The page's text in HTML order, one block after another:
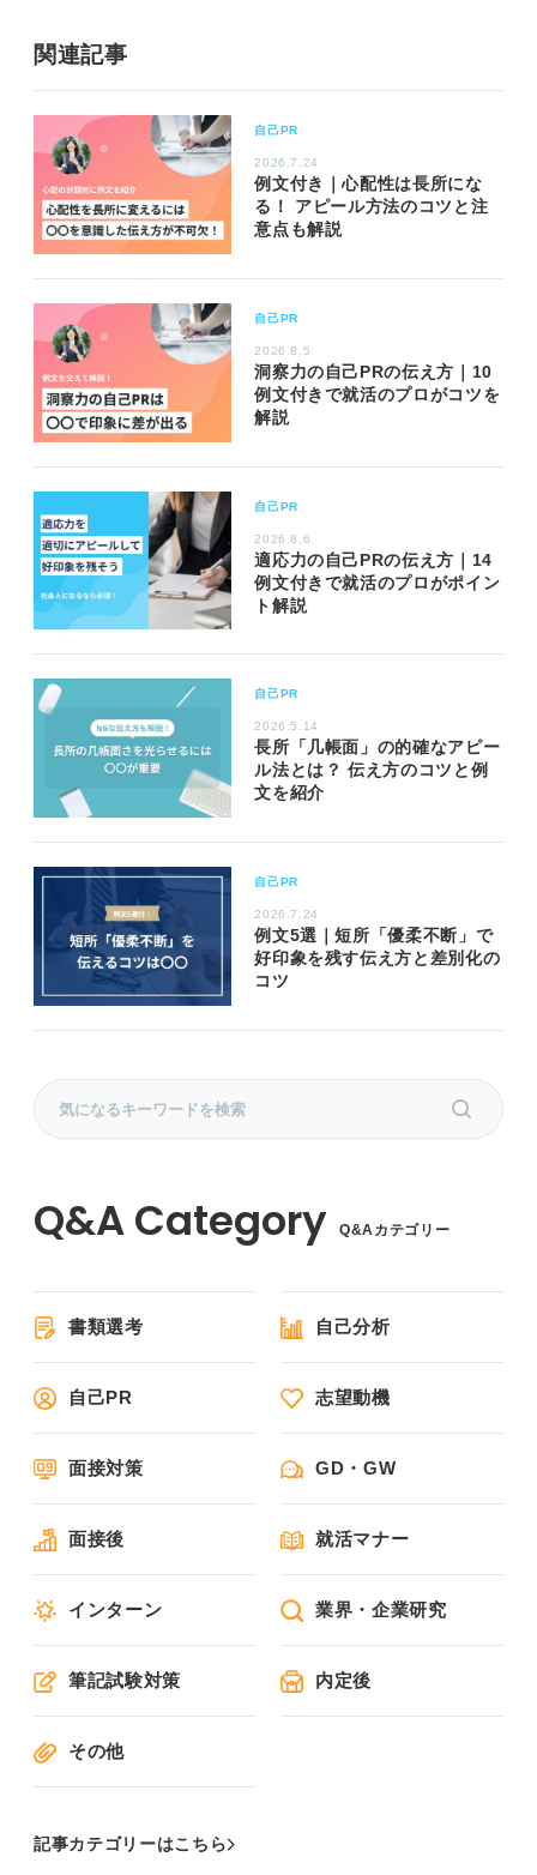
関連記事
自己PR
2026.7.24
例文付き｜心配性は長所にな
る！ アピール方法のコツと注
意点も解説
自己PR
2026.8.5
洞察力の自己PRの伝え方｜10
例文付きで就活のプロがコツを
解説
自己PR
2026.8.6
適応力の自己PRの伝え方｜14
例文付きで就活のプロがポイン
ト解説
自己PR
2026.5.14
長所「几帳面」の的確なアピー
ル法とは？ 伝え方のコツと例
文を紹介
自己PR
2026.7.24
例文5選｜短所「優柔不断」で
好印象を残す伝え方と差別化の
コツ
Q&Aカテゴリー
書類選考 自己分析
自己PR 志望動機
面接対策 GD・GW
面接後 就活マナー
インターン 業界・企業研究
筆記試験対策 内定後
その他
記事カテゴリーはこちら